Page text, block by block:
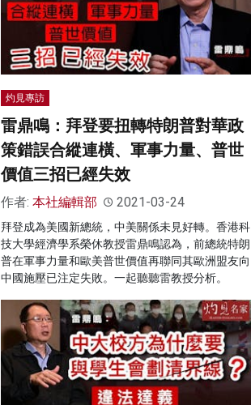
灼見專訪
雷鼎鳴：拜登要扭轉特朗普對華政
策錯誤合縱連橫、軍事力量、普世
價值三招已經失效
作者: 本社編輯部 2021-03-24
拜登成為美國新總統，中美關係未見好轉。香港科
技大學經濟學系榮休教授雷鼎鳴認為，前總統特朗
普在軍事力量和歐美普世價值再聯同其歐洲盟友向
中國施壓已注定失敗。一起聽聽雷教授分析。